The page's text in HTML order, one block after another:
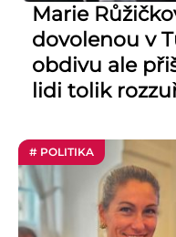
Marie
dovolenou v
obdivu ale
lidi tolik
# POLITIKA